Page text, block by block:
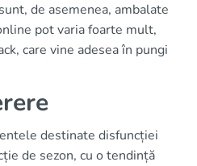
de asemenea, ambalate
pot varia foarte mult,
care vine adesea în pungi
destinate disfuncției
de sezon, cu o tendință